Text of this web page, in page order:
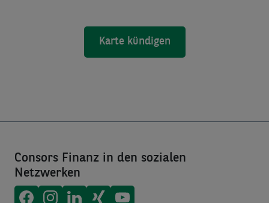
Karte kündigen
Consors Finanz in den sozialen
Netzwerken
Consors Finanz aufFacebook
Consors Finanz auf
Consors Finanz auf
Consors Finanz auf
Consors Finanz auf